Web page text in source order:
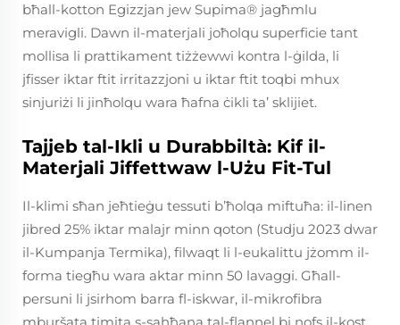
bħall-kotton Egizzjan jew Supima® jagħmlu
meravigli. Dawn il-materjali joħolqu superficie tant
mollisa li prattikament tiżżewwi kontra l-ġilda, li
jfisser iktar ftit irritazzjoni u iktar ftit toqbi mhux
sinjuriżi li jinħolqu wara ħafna ċikli ta’ sklijiet.
Tajjeb tal-Ikli u Durabbiltà: Kif il-
Materjali Jiffettwaw l-Użu Fit-Tul
Il-klimi sħan jeħtieġu tessuti b’ħolqa miftuħa: il-linen
jibred 25% iktar malajr minn qoton (Studju 2023 dwar
il-Kumpanja Termika), filwaqt li l-eukalittu jżomm il-
forma tiegħu wara aktar minn 50 lavaggi. Għall-
persuni li jsirhom barra fl-iskwar, il-mikrofibra